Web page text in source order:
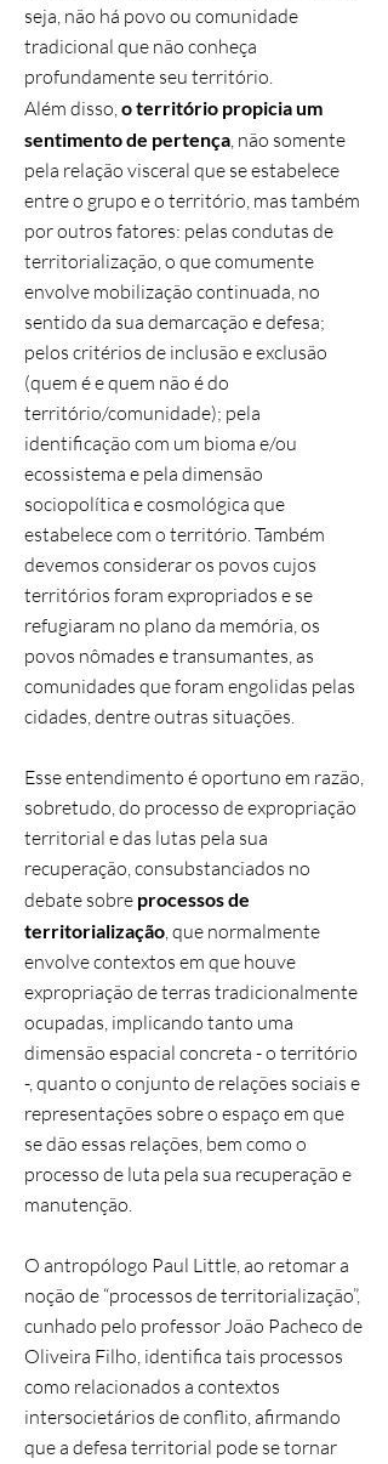
seja, não há povo ou comunidade
tradicional que não conheça
profundamente seu território.
Além disso,o território propicia um
sentimento de pertença, não somente
pela relação visceral que se estabelece
entre o grupo e o território, mas também
por outros fatores: pelas condutas de
territorialização, o que comumente
envolve mobilização continuada, no
sentido da sua demarcação e defesa;
pelos critérios de inclusão e exclusão
(quem é e quem não é do
território/comunidade); pela
identificação com um bioma e/ou
ecossistema e pela dimensão
sociopolítica e cosmológica que
estabelece com o território. Também
devemos considerar os povos cujos
territórios foram expropriados e se
refugiaram no plano da memória, os
povos nômades e transumantes, as
comunidades que foram engolidas pelas
cidades, dentre outras situações.
Esse entendimento é oportuno em razão,
sobretudo, do processo de expropriação
territorial e das lutas pela sua
recuperação, consubstanciados no
debate sobre processos de
territorialização, que normalmente
envolve contextos em que houve
expropriação de terras tradicionalmente
ocupadas, implicando tanto uma
dimensão espacial concreta - o território
-, quanto o conjunto de relações sociais e
representações sobre o espaço em que
se dão essas relações, bem como o
processo de luta pela sua recuperação e
manutenção.
O antropólogo Paul Little, ao retomar a
noção de “processos de territorialização”,
cunhado pelo professor João Pacheco de
Oliveira Filho, identifica tais processos
como relacionados a contextos
intersocietários de conflito, afirmando
que a defesa territorial pode se tornar